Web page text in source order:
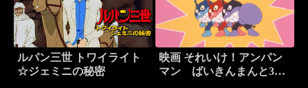
ルパン三世 トワイライト
☆ジェミニの秘密
映画 それいけ！アンパン
マン ばいきんまんと3ば